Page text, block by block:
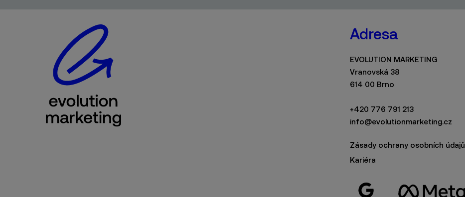
Adresa
EVOLUTION MARKETING
Vranovská 38
614 00 Brno
+420 776 791 213
info@evolutionmarketing.cz
Zásady ochrany osobních údajů
Kariéra